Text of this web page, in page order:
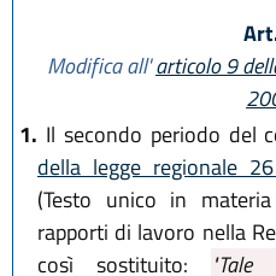
Modifica all'articolo 9
1. Il secondo periodo del
della legge regionale
(Testo unico in
rapporti di lavoro nella
così sostituito:
"Tale